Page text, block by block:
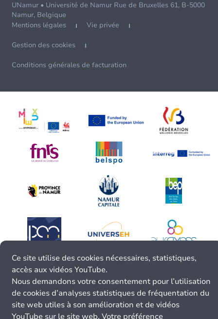
UNamur • Université de Namur Rue de Bruxelles 61, B-5000
Namur, Belgique
Mentions légales
Vie privée
Gestion des cookies
Conditions générales de facturation
Ce site utilise des cookies nécessaires, statistiques,
accès aux vidéos YouTube.
Nous demandons votre consentement pour l’utilisation
de cookies d’analyses statistiques de fréquentation du
site web utiles à son amélioration et de vidéos
YouTube sur le site web. Votre préférence